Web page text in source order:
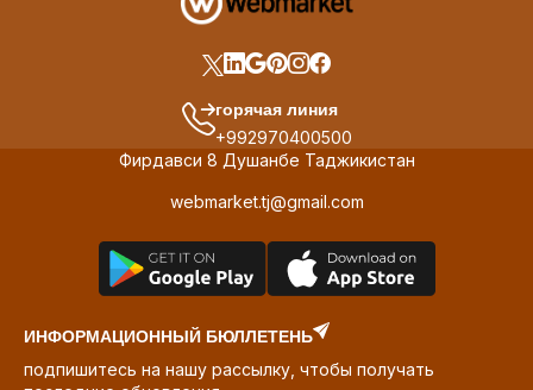
горячая линия
+992970400500
Фирдавси 8 Душанбе Таджикистан
webmarket.tj@gmail.com
ИНФОРМАЦИОННЫЙ БЮЛЛЕТЕНЬ
подпишитесь на нашу рассылку, чтобы получать